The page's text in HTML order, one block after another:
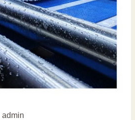
admin